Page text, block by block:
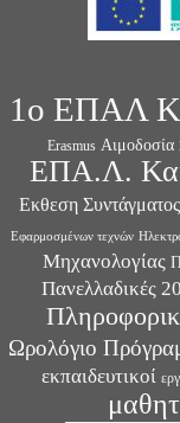
1ο ΕΠΑΛ
Erasmus Αιμοδοσία
ΕΠΑ.Λ.
Εκθεση Συντάγματος
Εφαρμοσμένων τεχνών
Μηχανολογίας
Πανελλαδικές
Ωρολόγιο
εκπαιδευτικοί